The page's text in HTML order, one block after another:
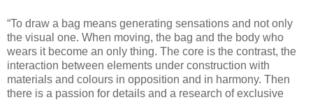
“To draw a bag means generating sensations and not only
the visual one. When moving, the bag and the body who
wears it become an only thing. The core is the contrast, the
interaction between elements under construction with
materials and colours in opposition and in harmony. Then
there is a passion for details and a research of exclusive